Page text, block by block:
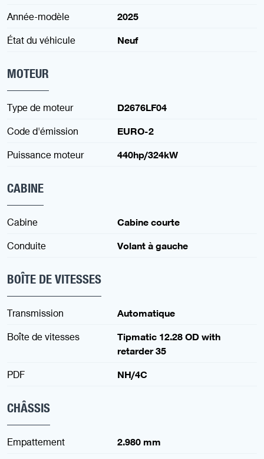
Année-modèle
2025
État du véhicule
Neuf
MOTEUR
Type de moteur
D2676LF04
Code d'émission
EURO-2
Puissance moteur
440hp/324kW
CABINE
Cabine
Cabine courte
Conduite
Volant à gauche
BOÎTE DE VITESSES
Transmission
Automatique
Boîte de vitesses
Tipmatic 12.28 OD with
retarder 35
PDF
NH/4C
CHÂSSIS
Empattement
2.980 mm